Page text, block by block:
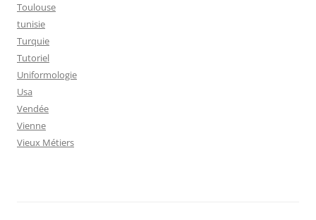
Toulouse
tunisie
Turquie
Tutoriel
Uniformologie
Usa
Vendée
Vienne
Vieux Métiers